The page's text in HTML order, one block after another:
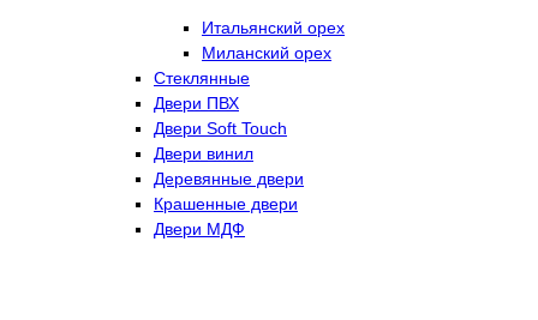
Итальянский орех
Миланский орех
Стеклянные
Двери ПВХ
Двери Soft Touch
Двери винил
Деревянные двери
Крашенные двери
Двери МДФ